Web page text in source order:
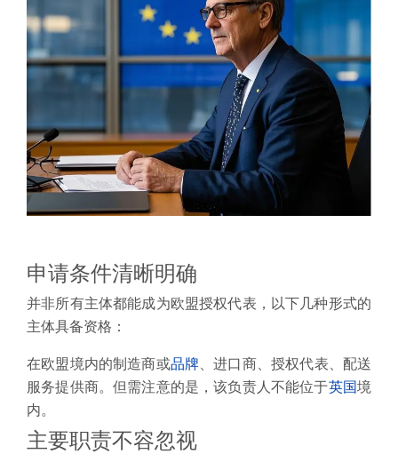
申请条件清晰明确
并非所有主体都能成为欧盟授权代表，以下几种形式的
主体具备资格：
在欧盟境内的制造商或品牌、进口商、授权代表、配送
服务提供商。但需注意的是，该负责人不能位于英国境
内。
主要职责不容忽视